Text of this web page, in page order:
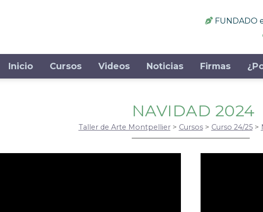
FUNDADO
Inicio Cursos Videos Noticias Firmas
NAVIDAD 2024
Taller de Arte Montpellier> Cursos> Curso 24/25>